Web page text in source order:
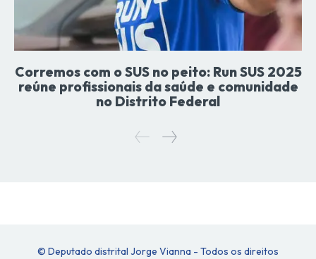
Corremos com o SUS no peito: Run SUS 2025
reúne profissionais da saúde e comunidade
no Distrito Federal
© Deputado distrital Jorge Vianna - Todos os direitos